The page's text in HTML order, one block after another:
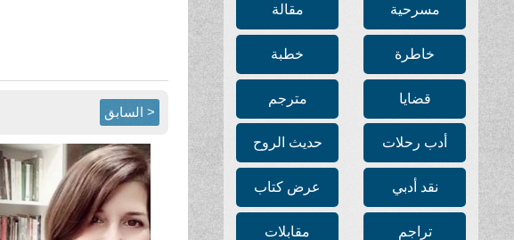
مسرحية مقالة
خاطرة خطبة
قضايا مترجم
أدب رحلات حديث الروح
نقد أدبي عرض كتاب
تراجم مقابلات
< السابق